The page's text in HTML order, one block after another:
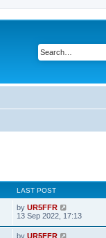
LAST POST
by UR5FFR
13 Sep 2022, 17:13
by UR5FFR